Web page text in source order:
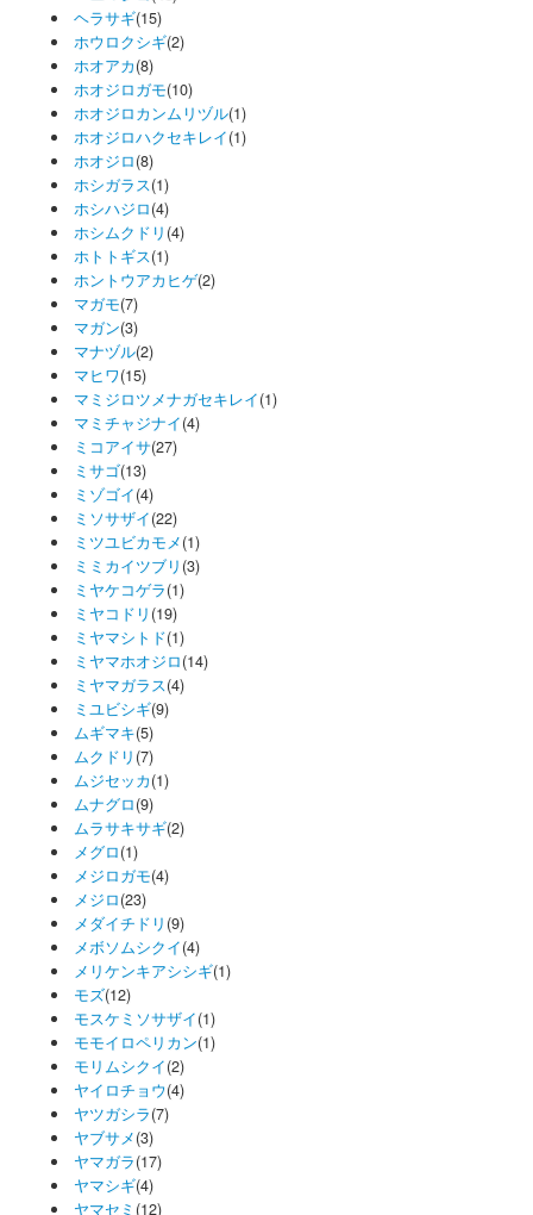
ヘラサギ(15)
ホウロクシギ(2)
ホオアカ(8)
ホオジロガモ(10)
ホオジロカンムリヅル(1)
ホオジロハクセキレイ(1)
ホオジロ(8)
ホシガラス(1)
ホシハジロ(4)
ホシムクドリ (4)
ホトトギス(1)
ホントウアカヒゲ(2)
マガモ(7)
マガン(3)
マナヅル(2)
マヒワ(15)
マミジロツメナガセキレイ(1)
マミチャジナイ(4)
ミコアイサ(27)
ミサゴ(13)
ミゾゴイ(4)
ミソサザイ(22)
ミツユビカモメ(1)
ミミカイツブリ (3)
ミヤケコゲラ(1)
ミヤコドリ (19)
ミヤマシトド(1)
ミヤマホオジロ(14)
ミヤマガラス(4)
ミユビシギ(9)
ムギマキ(5)
ムクドリ (7)
ムジセッカ(1)
ムナグロ(9)
ムラサキサギ(2)
メグロ(1)
メジロガモ(4)
メジロ(23)
メダイチドリ (9)
メボソムシクイ(4)
メリケンキアシシギ(1)
モズ(12)
モスケミソサザイ(1)
モモイロペリカン(1)
モリムシクイ(2)
ヤイロチョウ(4)
ヤツガシラ(7)
ヤブサメ(3)
ヤマガラ(17)
ヤマシギ(4)
ヤマセミ (12)